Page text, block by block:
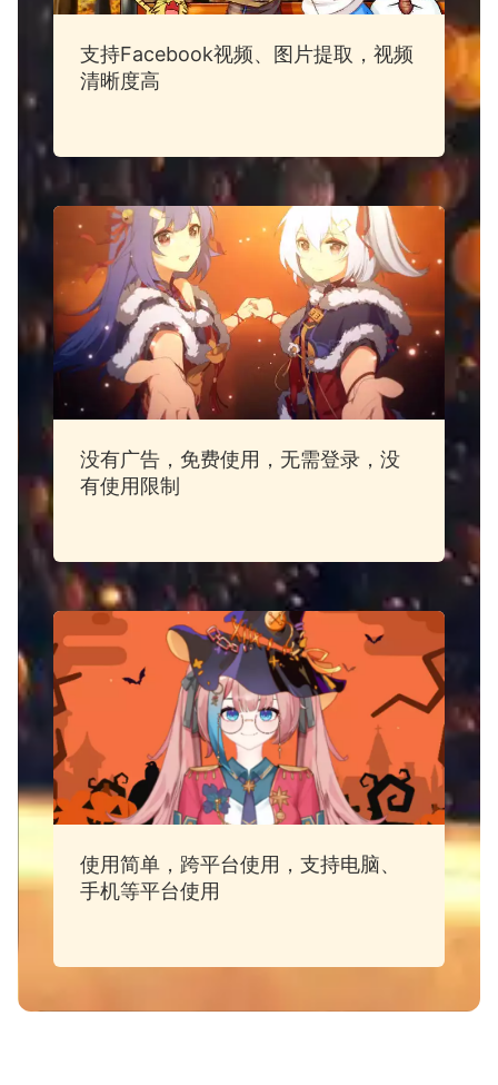
支持Facebook视频、图片提取，视频
清晰度高
没有广告，免费使用，无需登录，没
有使用限制
使用简单，跨平台使用，支持电脑、
手机等平台使用